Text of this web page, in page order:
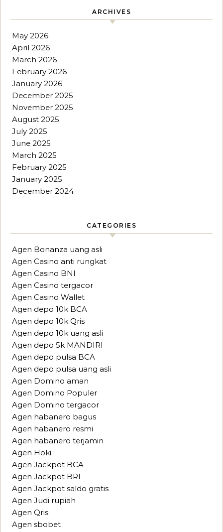
ARCHIVES
May 2026
April 2026
March 2026
February 2026
January 2026
December 2025
November 2025
August 2025
July 2025
June 2025
March 2025
February 2025
January 2025
December 2024
CATEGORIES
Agen Bonanza uang asli
Agen Casino anti rungkat
Agen Casino BNI
Agen Casino tergacor
Agen Casino Wallet
Agen depo 10k BCA
Agen depo 10k Qris
Agen depo 10k uang asli
Agen depo 5k MANDIRI
Agen depo pulsa BCA
Agen depo pulsa uang asli
Agen Domino aman
Agen Domino Populer
Agen Domino tergacor
Agen habanero bagus
Agen habanero resmi
Agen habanero terjamin
Agen Hoki
Agen Jackpot BCA
Agen Jackpot BRI
Agen Jackpot saldo gratis
Agen Judi rupiah
Agen Qris
Agen sbobet